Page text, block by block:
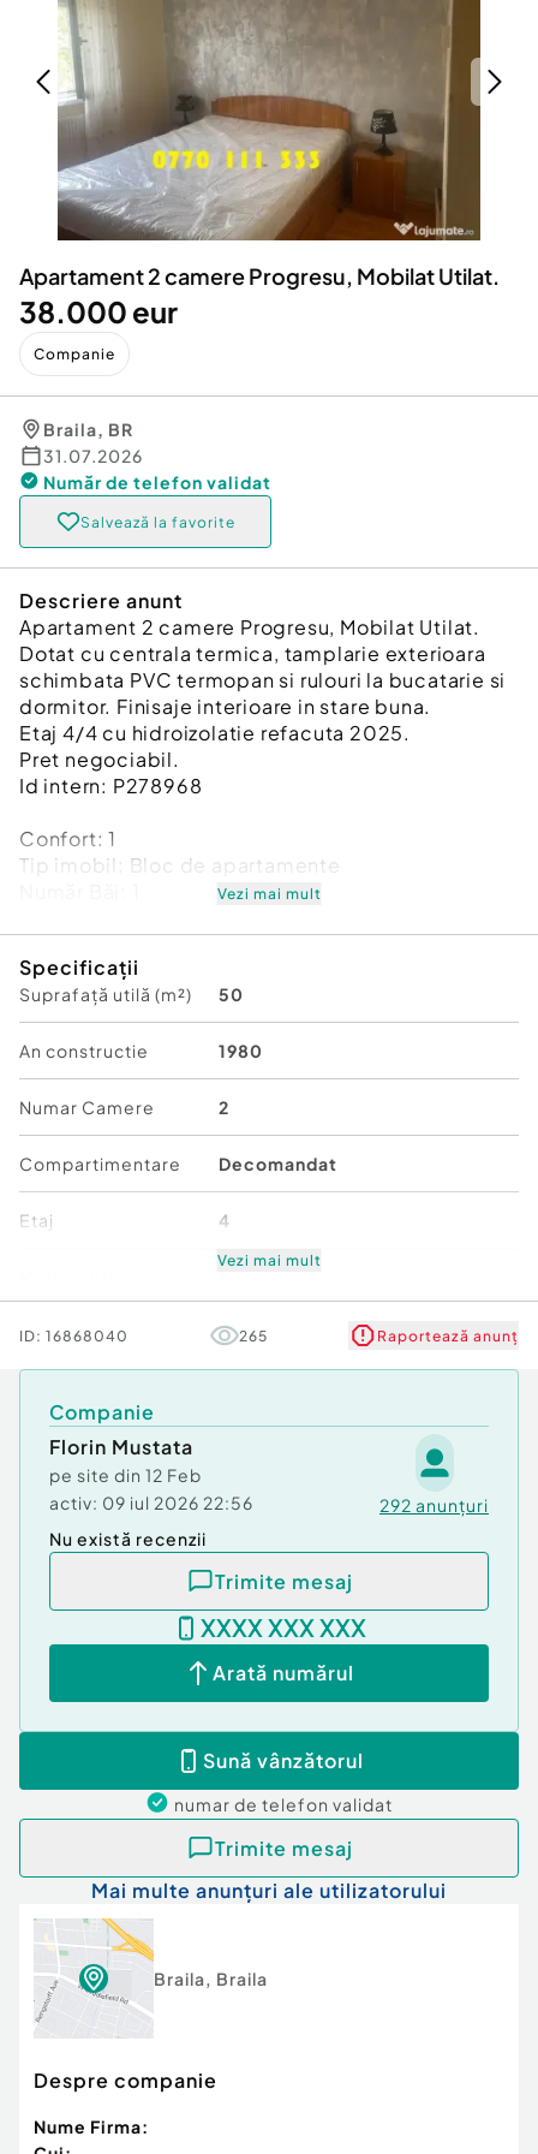
Servicii
Animale de companie
Afaceri și echipamente profesionale
Inchiriere Bunuri si Vehicule
Utilaje agricole si industriale
Piese auto si accesorii
Dacia Duster
Apartament 2 camere Progresu, Mobilat Utilat.
38.000 eur
Companie
Braila, BR
31.07.2026
Număr de telefon validat
Salvează la favorite
Descriere anunt
Apartament 2 camere Progresu, Mobilat Utilat.
Dotat cu centrala termica, tamplarie exterioara
schimbata PVC termopan si rulouri la bucatarie si
dormitor. Finisaje interioare in stare buna.
Etaj 4/4 cu hidroizolatie refacuta 2025.
Pret negociabil.
Id intern: P278968
Confort:1
Tip imobil: Bloc de apartamente
Vezi mai mult
Specificații
Suprafață utilă (m²) 50
An constructie 1980
Numar Camere 2
Compartimentare Decomandat
Etaj 4
Număr niveluri imobil 4
Comfort
Vezi mai mult
ID: 16868040 265 Raportează anunț
Companie
Florin Mustata
pe site din 12 Feb
activ: 09 iul 2026 22:56 292 anunțuri
Nu există recenzii
Trimite mesaj
XXXX XXX XXX
Arată numărul
Sună vânzătorul
numar de telefon validat
Trimite mesaj
Mai multe anunțuri ale utilizatorului
Braila, Braila
Despre companie
Nume Firma: